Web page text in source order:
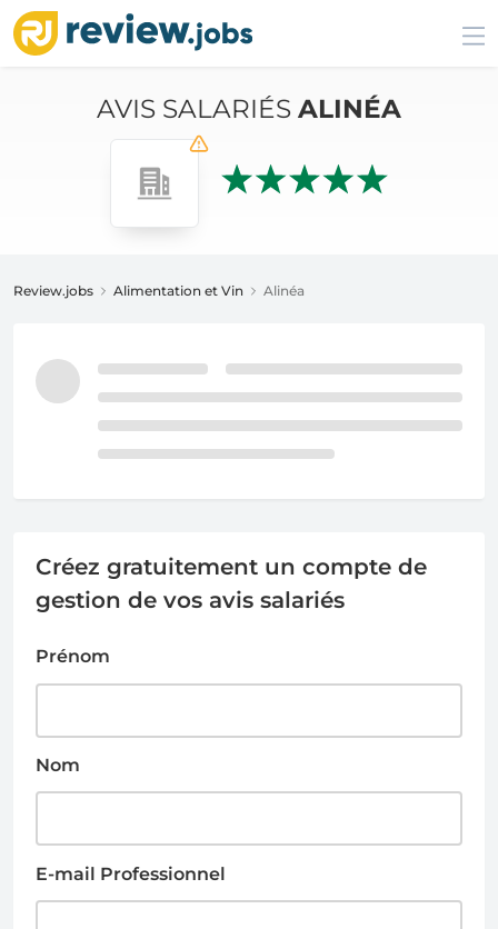
AVIS SALARIÉS ALINÉA
Review.jobs Alimentation et Vin Alinéa
Créez gratuitement un compte de
gestion de vos avis salariés
Prénom
Nom
E-mail Professionnel